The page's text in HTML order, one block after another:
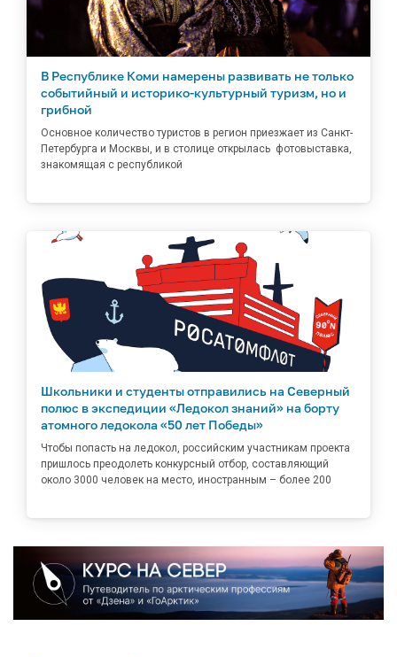
В Республике Коми намерены развивать не только
событийный и историко-культурный туризм, но и
грибной
Основное количество туристов в регион приезжает из Санкт-
Петербурга и Москвы, и в столице открылась фотовыставка,
знакомящая с республикой
Школьники и студенты отправились на Северный
полюс в экспедиции «Ледокол знаний» на борту
атомного ледокола «50 лет Победы»
Чтобы попасть на ледокол, российским участникам проекта
пришлось преодолеть конкурсный отбор, составляющий
около 3000 человек на место, иностранным – более 200